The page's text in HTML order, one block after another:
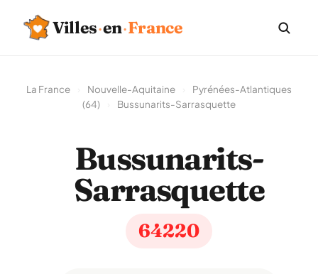
Villes·en·France
La France Nouvelle-Aquitaine
Pyrénées-Atlantiques
(64)
Bussunarits-Sarrasquette
Bussunarits-
Sarrasquette
64220